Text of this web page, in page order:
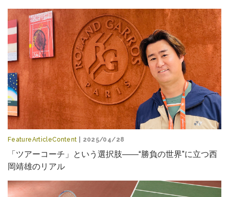
FeatureArticleContent | 2025/04/28
「ツアーコーチ」という選択肢――“勝負の世界”に立つ西
岡靖雄のリアル